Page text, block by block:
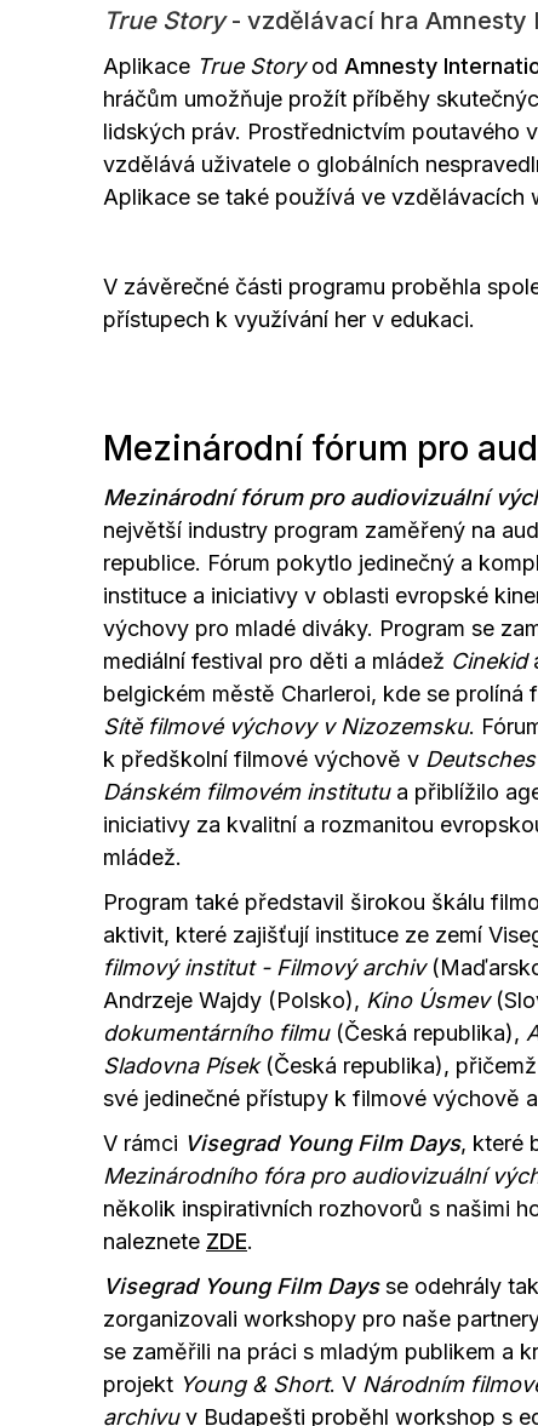
True Story- vzdělávací hra Amnesty
Aplikace True Storyod Amnesty
hráčům umožňuje prožít příběhy
lidských práv. Prostřednictvím poutavého
vzdělává uživatele o globálních
Aplikace se také používá ve vzdělávacích
V závěrečné části programu proběhla
přístupech k využívání her v edukaci.
Mezinárodní fórum pro
Mezinárodní fórum pro audiovizuální
největší industry program zaměřený na
republice. Fórum pokytlo jedinečný a
instituce a iniciativy v oblasti evropské
výchovy pro mladé diváky. Program se
mediální festival pro děti a mládež Cinekid
belgickém městě Charleroi, kde se prolíná
Sítě filmové výchovy v Nizozemsku.
k předškolní filmové výchově v
Dánském filmovém institutua přiblížilo
iniciativy za kvalitní a rozmanitou
mládež.
Program také představil širokou škálu
aktivit, které zajišťují instituce ze zemí
filmový institut - Filmový archiv
Andrzeje Wajdy (Polsko), Kino Úsmev
dokumentárního filmu(Česká republika),
Sladovna Písek(Česká republika),
své jedinečné přístupy k filmové výchově
V rámci Visegrad Young Film Days, které
Mezinárodního fóra pro audiovizuální
několik inspirativních rozhovorů s našimi
naleznete ZDE.
Visegrad Young Film Days se odehrály
zorganizovali workshopy pro naše
se zaměřili na práci s mladým publikem a
projekt Young & Short. V Národním
archivuv Budapešti proběhl workshop s